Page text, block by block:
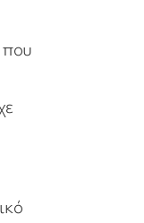
που